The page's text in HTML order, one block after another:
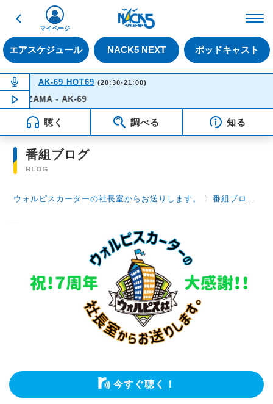
戻る
エアスケジュール NACK5 NEXT ポッドキャスト
マイページ
NOW ON AIR
AK-69 HOT69 (20:30-21:00)
NOW PLAYING
- AK-69
聴く 調べる 知る
番組ブログ
BLOG
ウォルピスカーターの社長室からお送りします。 〉番組ブログ
今すぐ聴く！